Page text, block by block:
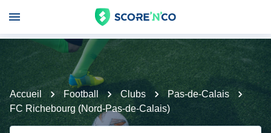
Accueil Football Clubs
Pas-de-Calais
FC Richebourg (Nord-Pas-de-Calais)